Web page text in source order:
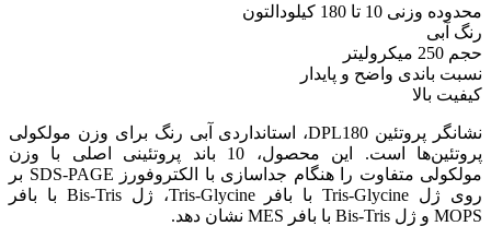
محدوده وزنی 10 تا 180 کیلودالتون
رنگ آبی
حجم 250 میکرولیتر
نسبت باندی واضح و پایدار
کیفیت بالا
نشانگر پروتئین DPL180، استانداردی آبی رنگ برای وزن مولکولی
پروتئین‌ها است. این محصول، 10 باند پروتئینی اصلی با وزن
مولکولی متفاوت را هنگام جداسازی با الکتروفورز SDS-PAGE بر
روی ژل Tris-Glycine با بافر Tris-Glycine، ژل Bis-Tris با بافر
MOPS و ژل Bis-Tris با بافر MES نشان دهد.